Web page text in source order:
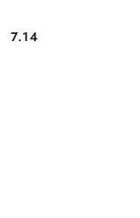
Cena:
7.14